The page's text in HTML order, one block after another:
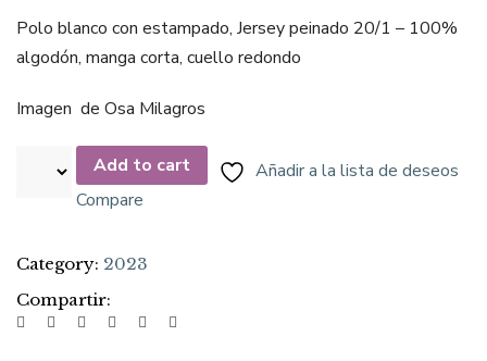
Polo blanco con estampado, Jersey peinado 20/1 – 100%
algodón, manga corta, cuello redondo
Imagen de Osa Milagros
Add to cart
Añadir a la lista de deseos
Compare
Category: 2023
Compartir: